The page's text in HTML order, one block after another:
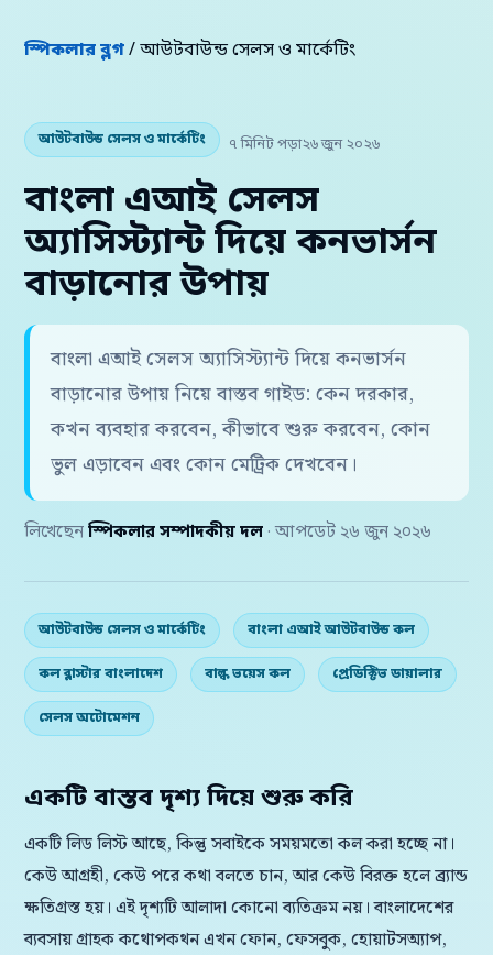
স্পিকলার ব্লগ/ আউটবাউন্ড সেলস ও মার্কেটিং
আউটবাউন্ড সেলস ও মার্কেটিং ৭ মিনিট পড়া২৬ জুন ২০২৬
বাংলা এআই সেলস
অ্যাসিস্ট্যান্ট দিয়ে কনভার্সন
বাড়ানোর উপায়
বাংলা এআই সেলস অ্যাসিস্ট্যান্ট দিয়ে কনভার্সন
বাড়ানোর উপায় নিয়ে বাস্তব গাইড: কেন দরকার,
কখন ব্যবহার করবেন, কীভাবে শুরু করবেন, কোন
ভুল এড়াবেন এবং কোন মেট্রিক দেখবেন।
লিখেছেন স্পিকলার সম্পাদকীয় দল · আপডেট ২৬ জুন ২০২৬
আউটবাউন্ড সেলস ও মার্কেটিং বাংলা এআই আউটবাউন্ড কল
কল ব্লাস্টার বাংলাদেশ বাল্ক ভয়েস কল প্রেডিক্টিভ ডায়ালার
সেলস অটোমেশন
একটি বাস্তব দৃশ্য দিয়ে শুরু করি
একটি লিড লিস্ট আছে, কিন্তু সবাইকে সময়মতো কল করা হচ্ছে না।
কেউ আগ্রহী, কেউ পরে কথা বলতে চান, আর কেউ বিরক্ত হলে ব্র্যান্ড
ক্ষতিগ্রস্ত হয়। এই দৃশ্যটি আলাদা কোনো ব্যতিক্রম নয়। বাংলাদেশের
ব্যবসায় গ্রাহক কথোপকথন এখন ফোন, ফেসবুক, হোয়াটসঅ্যাপ,